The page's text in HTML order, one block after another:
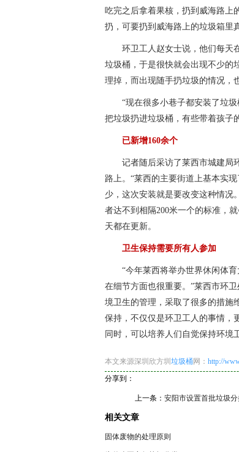
吃完之后拿着果核，扔到威海路上
扔，可要扔到威海路上的垃圾箱里
环卫工人赵女士说，他们每天
垃圾桶，于是很快就会出现不少的
理掉，而出现随手扔垃圾的情况，
“现在很多小巷子都安装了垃
把垃圾扔进垃圾桶，有些带着孩子
已新增160余个
记者随后采访了莱西市城建局
路上。“莱西的主要街道上基本实
少，这次安装就是要改变这种情况
者达不到相隔200米一个的标准，
天都在更新。
卫生保持需要所有人参加
“今年莱西将举办世界休闲体
在细节方面也很重要。”莱西市环
境卫生的管理，采取了很多的措施
保持，不仅仅是环卫工人的事情，
同时，可以培养人们自觉保持环境
本文来源深圳欣方圳 垃圾桶网： http://
分享到：
上一条： 安阳市设置首批垃圾
相关文章
固体废物的处理原则